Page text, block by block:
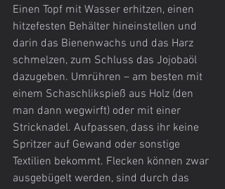
Einen Topf mit Wasser erhitzen, einen
hitzefesten Behälter hineinstellen und
darin das Bienenwachs und das Harz
schmelzen, zum Schluss das Jojobaöl
dazugeben. Umrühren – am besten mit
einem Schaschlikspieß aus Holz (den
man dann wegwirft) oder mit einer
Stricknadel. Aufpassen, dass ihr keine
Spritzer auf Gewand oder sonstige
Textilien bekommt. Flecken können zwar
ausgebügelt werden, sind durch das